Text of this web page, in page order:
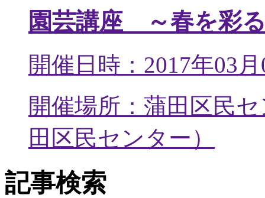
園芸講座 ～春を彩
開催日時：2017年03
開催場所：蒲田区民
田区民センター ）
記事検索